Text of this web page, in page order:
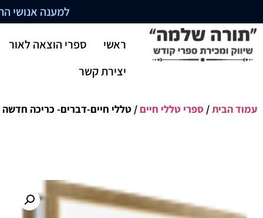
למענה אנושי התקשרו
ראשי
ספרי הוצאה לאור
יצירת קשר
עמוד הבית/ ספרי טללי חיים / טללי חיים-דברים- כריכה חדשה